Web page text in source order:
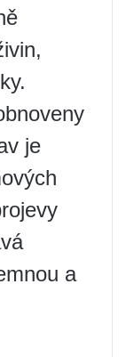
je
a